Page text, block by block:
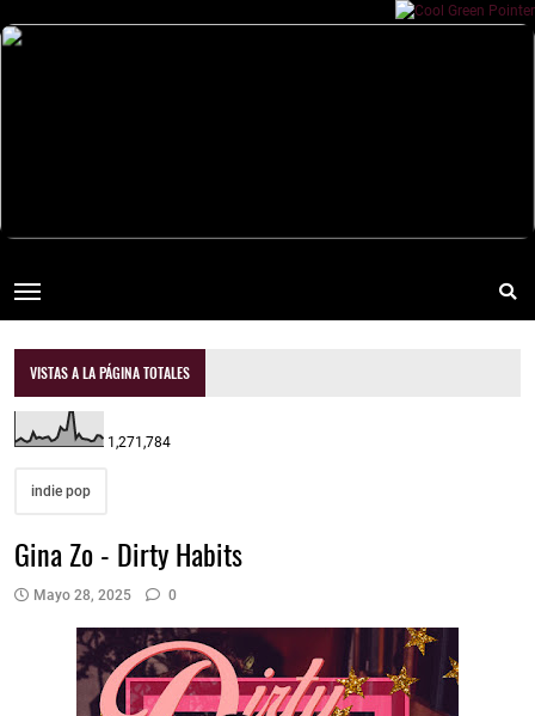
VISTAS A LA PÁGINA TOTALES
1,271,784
indie pop
Gina Zo - Dirty Habits
Mayo 28, 2025 0